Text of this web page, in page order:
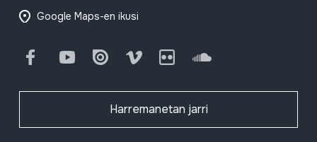
Google Maps-en ikusi
FacebookYoutube Issuu Vimeo Flickr SoundCloud
Harremanetan jarri